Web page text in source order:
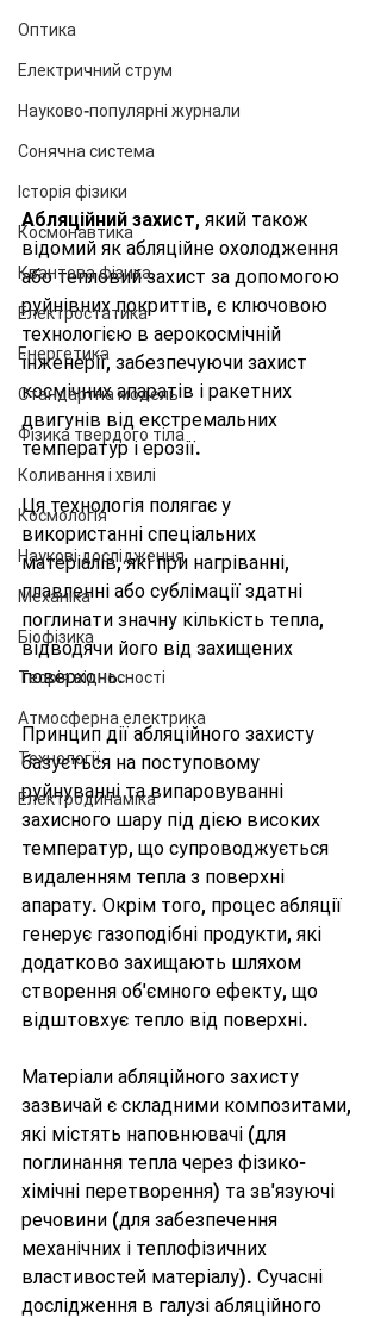
Оптика
Електричний струм
Науково-популярні журнали
Сонячна система
Історія фізики
Космонавтика
Квантова фізика
Електростатика
Енергетика
Стандартна модель
Фізика твердого тіла
Коливання і хвилі
Космологія
Наукові дослідження
Механіка
Біофізика
Теорія відносності
Атмосферна електрика
Технології
Електродинаміка
Абляційний захист, який також
відомий як абляційне охолодження
або тепловий захист за допомогою
руйнівних покриттів, є ключовою
технологією в аерокосмічній
інженерії, забезпечуючи захист
космічних апаратів і ракетних
двигунів від екстремальних
температур і ерозії.
Ця технологія полягає у
використанні спеціальних
матеріалів, які при нагріванні,
плавленні або сублімації здатні
поглинати значну кількість тепла,
відводячи його від захищених
поверхонь.
Принцип дії абляційного захисту
базується на поступовому
руйнуванні та випаровуванні
захисного шару під дією високих
температур, що супроводжується
видаленням тепла з поверхні
апарату. Окрім того, процес абляції
генерує газоподібні продукти, які
додатково захищають шляхом
створення об'ємного ефекту, що
відштовхує тепло від поверхні.
Матеріали абляційного захисту
зазвичай є складними композитами,
які містять наповнювачі (для
поглинання тепла через фізико-
хімічні перетворення) та зв'язуючі
речовини (для забезпечення
механічних і теплофізичних
властивостей матеріалу). Сучасні
дослідження в галузі абляційного